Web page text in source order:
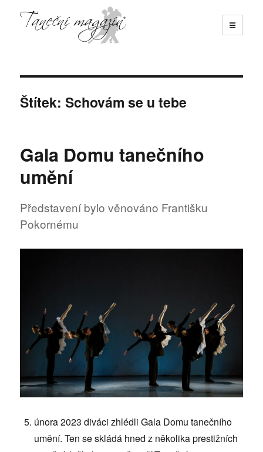
☰
Štítek:Schovám se u tebe
Gala Domu tanečního
umění
Představení bylo věnováno Františku
Pokornému
února 2023 diváci zhlédli Gala Domu tanečního
umění. Ten se skládá hned z několika prestižních